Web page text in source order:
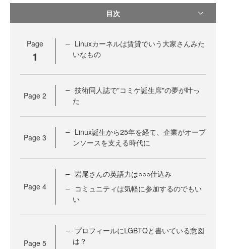
目次
Page
1
Linuxカーネルは賃貸でいう大家さんみた
いなもの
Page 2
技術同人誌で"コミケ誕生席"の夢が叶っ
た
Page 3
Linux誕生から25年を経て、企業がオープ
ンソースを支える時代に
Page 4
岩尾さんの英語力は○○○仕込み
コミュニティは気軽に参加するのでもい
い
Page 5
プロフィールにLGBTQと書いている意図
は？